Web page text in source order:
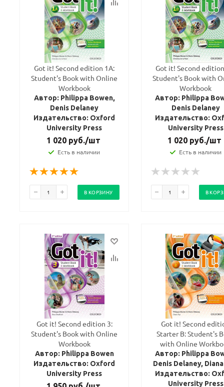
Got it! Second edition 1A:
Student's Book with Online
Workbook
Автор: Philippa Bowen,
Denis Delaney
Издательство: Oxford
University Press
1 020руб./шт
Есть в наличии
В КОРЗИНУ
Got it! Second
Student's Book with
Workbook
Автор: Philippa
Denis Delaney
Издательство:
University Press
1 020 руб./шт
Есть в наличии
В
Got it! Second edition 3:
Student's Book with Online
Workbook
Автор: Philippa Bowen
Издательство: Oxford
University Press
Got it! Second
Starter B: Student's
with Online
Автор: Philippa
Denis Delaney,
Издательство:
University Press